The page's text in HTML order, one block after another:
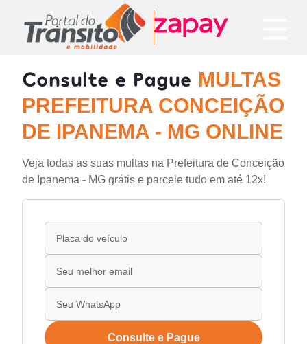
Consulte e Pague MULTAS
PREFEITURA CONCEIÇÃO
DE IPANEMA - MG ONLINE
Veja todas as suas multas na Prefeitura de Conceição
de Ipanema - MG grátis e parcele tudo em até 12x!
Consulte e Pague